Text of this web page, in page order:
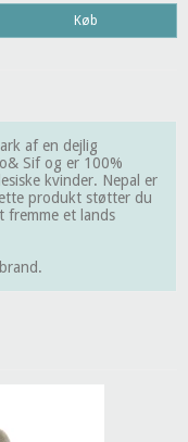
Køb
af en dejlig
Sif og er 100%
kvinder. Nepal er
produkt støtter du
fremme et lands